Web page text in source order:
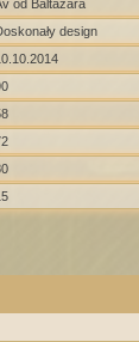
od Baltazara
design